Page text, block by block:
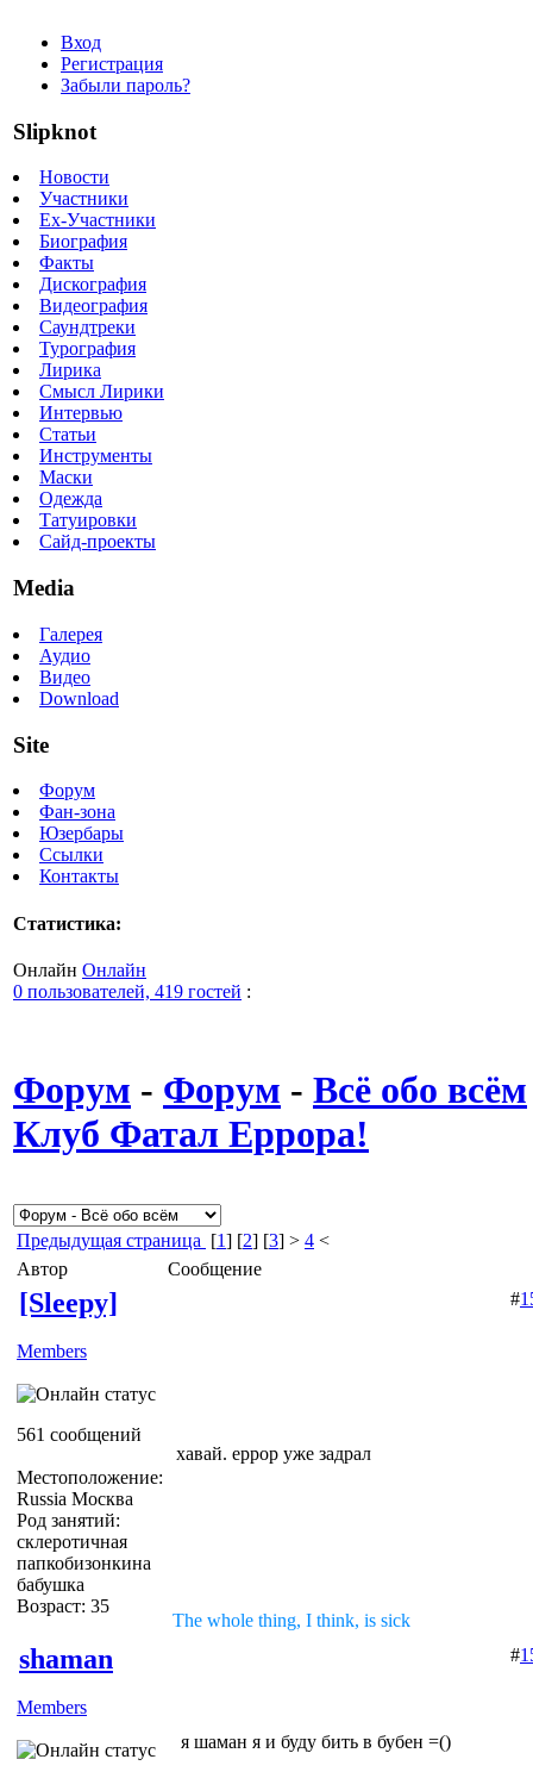
Вход
Регистрация
Забыли пароль?
Slipknot
Новости
Участники
Ex-Участники
Биография
Факты
Дискография
Видеография
Саундтреки
Турография
Лирика
Смысл Лирики
Интервью
Статьи
Инструменты
Маски
Одежда
Татуировки
Сайд-проекты
Media
Галерея
Аудио
Видео
Download
Site
Форум
Фан-зона
Юзербары
Ссылки
Контакты
Статистика:
Онлайн Онлайн
0 пользователей, 419 гостей :
Форум - Форум - Всё обо всём
Клуб Фатал Еррора!
Предыдущая страница [1] [2] [3] > 4 <
Автор
Сообщение
[Sleepy]
Members
561 сообщений
Местоположение:
Russia Москва
Род занятий:
склеротичная
папкобизонкина
бабушка
Возраст: 35
#
хавай. еррор уже задрал
The whole thing, I think, is sick
shaman
Members
#
я шаман я и буду бить в бубен =()